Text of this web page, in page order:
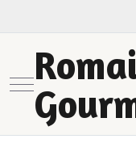
Mobile Menu Toggle